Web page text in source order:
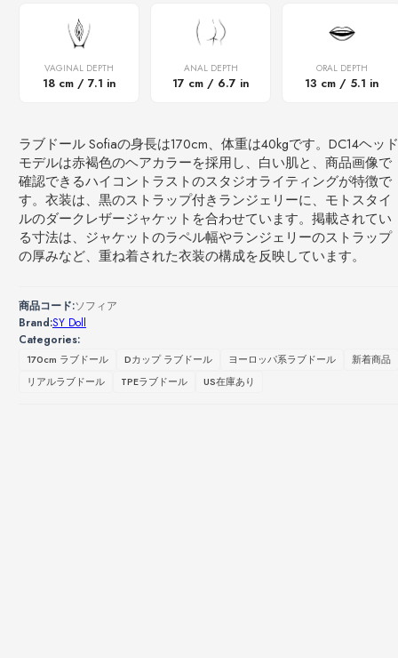
VAGINAL DEPTH
18 cm / 7.1 in
ANAL DEPTH
17 cm / 6.7 in
ORAL DEPTH
13 cm / 5.1 in
ラブドール Sofiaの身長は170cm、体重は40kgです。DC14ヘッド
モデルは赤褐色のヘアカラーを採用し、白い肌と、商品画像で
確認できるハイコントラストのスタジオライティングが特徴で
す。衣装は、黒のストラップ付きランジェリーに、モトスタイ
ルのダークレザージャケットを合わせています。掲載されてい
る寸法は、ジャケットのラペル幅やランジェリーのストラップ
の厚みなど、重ね着された衣装の構成を反映しています。
商品コード:ソフィア
Brand:SY Doll
Categories:
170cm ラブドール Dカップ ラブドール ヨーロッパ系ラブドール
新着商品
リアルラブドール
TPEラブドール US在庫あり